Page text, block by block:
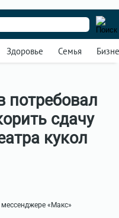
Здоровье Семья
потребовал
сдачу
кукол
«Макс»